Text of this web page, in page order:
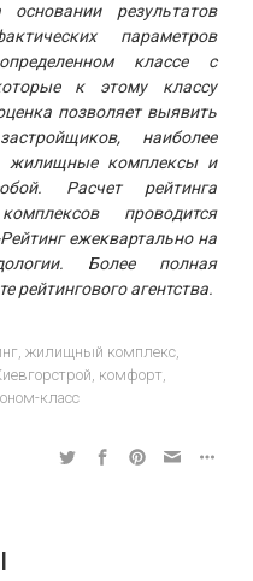
результатов
параметров
классе с
к этому классу
позволяет выявить
наиболее
жилищные комплексы и
Расчет рейтинга
проводится
ежеквартально на
Более полная
рейтингового агентства.
,жилищный комплекс,
, комфорт,
класс